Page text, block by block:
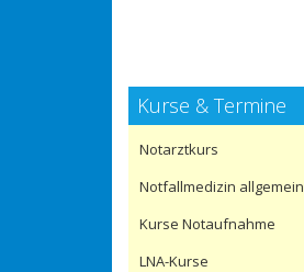
Kurse & Termine
Notarztkurs
Notfallmedizin allgemein
Kurse Notaufnahme
LNA-Kurse